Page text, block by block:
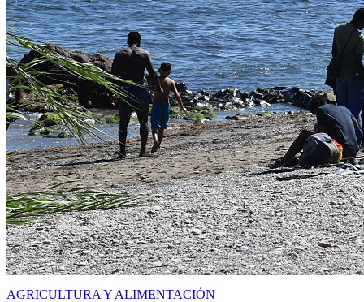
AGRICULTURA Y ALIMENTACIÓN